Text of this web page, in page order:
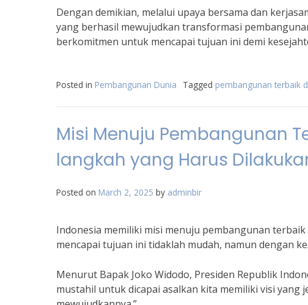
Dengan demikian, melalui upaya bersama dan
yang berhasil mewujudkan transformasi
berkomitmen untuk mencapai tujuan ini demi
Posted in Pembangunan Dunia Tagged pembangunan terbaik
Misi Menuju Pembangunan
langkah yang Harus
Posted on March 2, 2025 by adminbir
Indonesia memiliki misi menuju pembangunan
mencapai tujuan ini tidaklah mudah, namun dengan
Menurut Bapak Joko Widodo, Presiden Republik
mustahil untuk dicapai asalkan kita memiliki visi